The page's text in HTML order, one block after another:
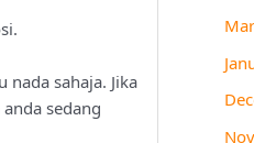
sahaja. Jika
sedang